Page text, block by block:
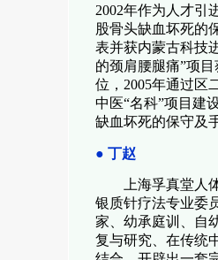
2002年作为人才引
股骨头缺血坏死的
表并获内蒙古科技
的颈肩腰腿痛”项目
位， 2005年通过区
中医“名科”项目建
缺血坏死的保守及
● 丁赵
上海孚真堂
银质针疗法专业委
家、幼承庭训、自
复与研究、在传统